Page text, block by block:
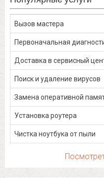
Вызов мастера
Первоначальная
Доставка в сервисный
Поиск и удаление вирусов
Замена оперативной
Установка роутера
Чистка ноутбука от пыли